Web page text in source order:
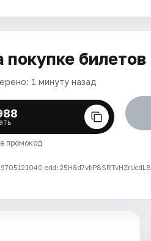
покупке билетов
1 минуту назад
промокод
erid: 25H8d7vbP8SRTvHZrUcdLB